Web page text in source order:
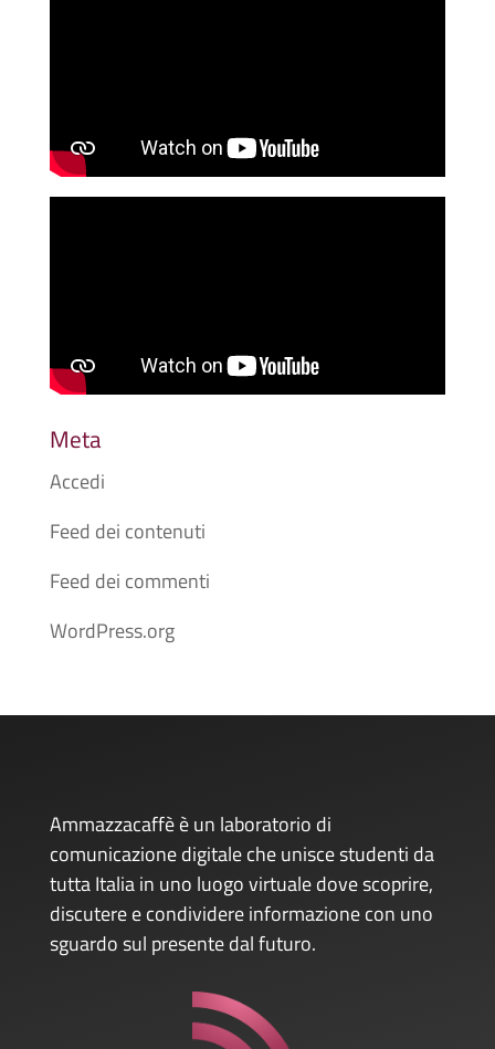
Meta
Accedi
Feed dei contenuti
Feed dei commenti
WordPress.org
Ammazzacaffè è un laboratorio di
comunicazione digitale che unisce studenti da
tutta Italia in uno luogo virtuale dove scoprire,
discutere e condividere informazione con uno
sguardo sul presente dal futuro.